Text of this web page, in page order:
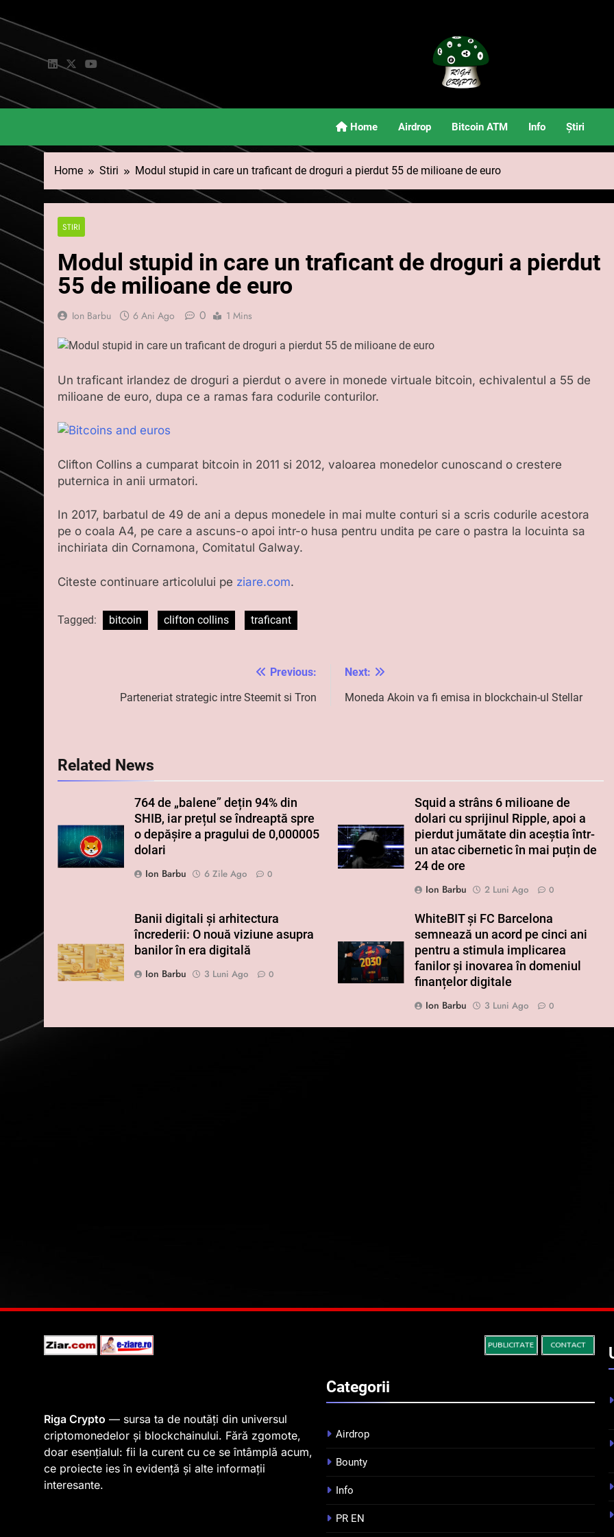
to
content
Riga Crypto
Știri Și Informații Despre Criptomonede.
Home Airdrop Bitcoin ATM Info Știri
Home Stiri Modul stupid in care un traficant de droguri a pierdut 55 de milioane de euro
STIRI
Modul stupid in care un traficant de droguri a pierdut
55 de milioane de euro
Ion Barbu 6 Ani Ago 0 1 Mins
Un traficant irlandez de droguri a pierdut o avere in monede virtuale bitcoin, echivalentul a 55 de
milioane de euro, dupa ce a ramas fara codurile conturilor.
Clifton Collins a cumparat bitcoin in 2011 si 2012, valoarea monedelor cunoscand o crestere
puternica in anii urmatori.
In 2017, barbatul de 49 de ani a depus monedele in mai multe conturi si a scris codurile acestora
pe o coala A4, pe care a ascuns-o apoi intr-o husa pentru undita pe care o pastra la locuinta sa
inchiriata din Cornamona, Comitatul Galway.
Citeste continuare articolului pe ziare.com.
Tagged: bitcoin clifton collins traficant
Previous:
Parteneriat strategic intre Steemit si Tron
Next:
Moneda Akoin va fi emisa in blockchain-ul Stellar
Related News
764 de „balene” dețin 94% din
SHIB, iar prețul se îndreaptă spre
o depășire a pragului de 0,000005
dolari
Ion Barbu
6 Zile Ago 0
Squid a strâns 6 milioane de
dolari cu sprijinul Ripple, apoi a
pierdut jumătate din aceștia într-
un atac cibernetic în mai puțin de
24 de ore
Ion Barbu
2 Luni Ago 0
Banii digitali și arhitectura
încrederii: O nouă viziune asupra
banilor în era digitală
Ion Barbu
3 Luni Ago 0
WhiteBIT și FC Barcelona
semnează un acord pe cinci ani
pentru a stimula implicarea
fanilor și inovarea în domeniul
finanțelor digitale
Ion Barbu
3 Luni Ago 0
Riga Crypto — sursa ta de noutăți din universul
criptomonedelor și blockchainului. Fără zgomote,
doar esențialul: fii la curent cu ce se întâmplă acum,
ce proiecte ies în evidență și alte informații
interesante.
Categorii
Airdrop
Bounty
Info
PR EN